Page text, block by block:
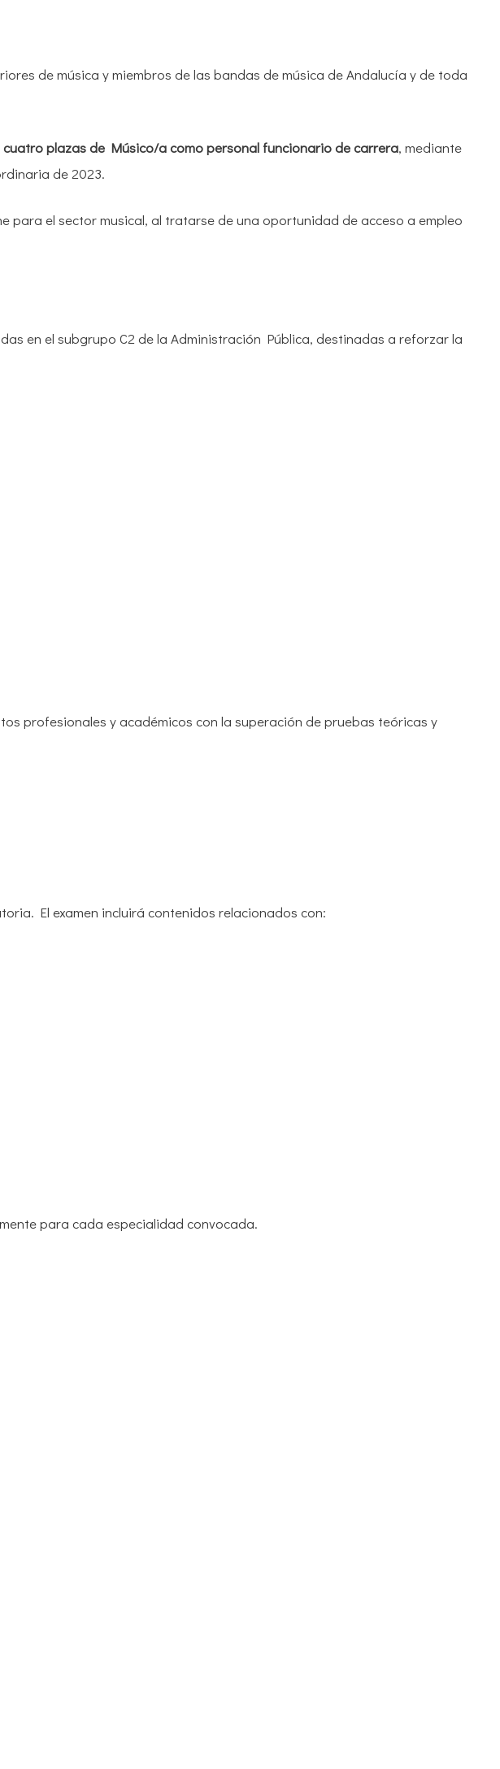
de música y miembros de las bandas de música de Andalucía y de toda
cuatro plazas de Músico/a como personal funcionario de carrera, mediante
de 2023.
para el sector musical, al tratarse de una oportunidad de acceso a empleo
en el subgrupo C2 de la Administración Pública, destinadas a reforzar la
profesionales y académicos con la superación de pruebas teóricas y
El examen incluirá contenidos relacionados con:
para cada especialidad convocada.